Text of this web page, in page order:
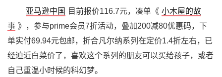
亚马逊中国 目前报价116.7元，凑单《 小木屋的故
事 》，参与prime会员7折活动，叠加200减80优惠码，下
单实付69.94元包邮，折合凡尔纳系列在定价1.4折左右，已
经迫近白菜价了，喜欢这个系列的朋友可以买给孩子，或者
自己重温小时候的科幻梦。